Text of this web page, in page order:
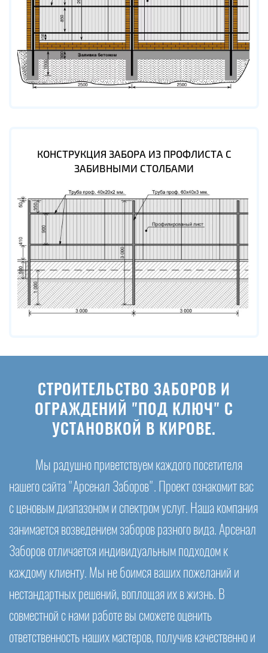
КОНСТРУКЦИЯ ЗАБОРА ИЗ ПРОФЛИСТА С
ЗАБИВНЫМИ СТОЛБАМИ
СТРОИТЕЛЬСТВО ЗАБОРОВ И
ОГРАЖДЕНИЙ "ПОД КЛЮЧ" С
УСТАНОВКОЙ В КИРОВЕ.
Мы радушно приветствуем каждого посетителя
нашего сайта "Арсенал Заборов". Проект ознакомит вас
с ценовым диапазоном и спектром услуг. Наша компания
занимается возведением заборов разного вида. Арсенал
Заборов отличается индивидуальным подходом к
каждому клиенту. Мы не боимся ваших пожеланий и
нестандартных решений, воплощая их в жизнь. В
совместной с нами работе вы сможете оценить
ответственность наших мастеров, получив качественно и